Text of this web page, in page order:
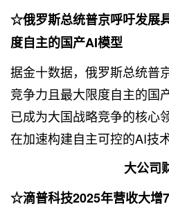
☆俄罗斯总统普京呼吁发展
度自主的国产AI模型
据金十数据，俄罗斯总统普
竞争力且最大限度自主的国
已成为大国战略竞争的核心
在加速构建自主可控的AI技
大公司
☆滴普科技2025年营收大增